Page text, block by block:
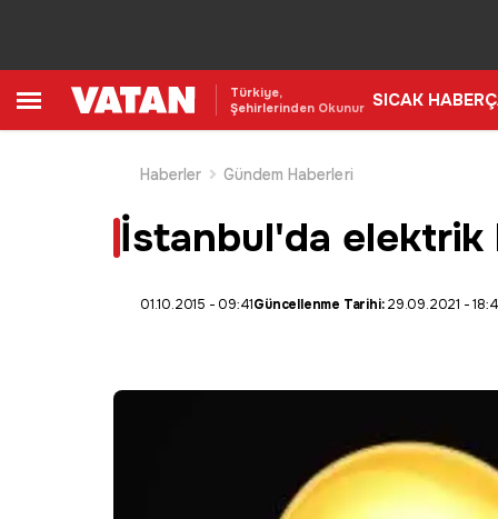
Türkiye,
Şehirlerinden Okunur SICAK HABER
Haberler Gündem Haberleri
İstanbul'da elektrik
01.10.2015 - 09:41Güncellenme Tarihi:29.09.2021 -